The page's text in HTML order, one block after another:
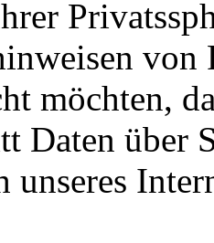
von
möchten,
Daten über
unseres